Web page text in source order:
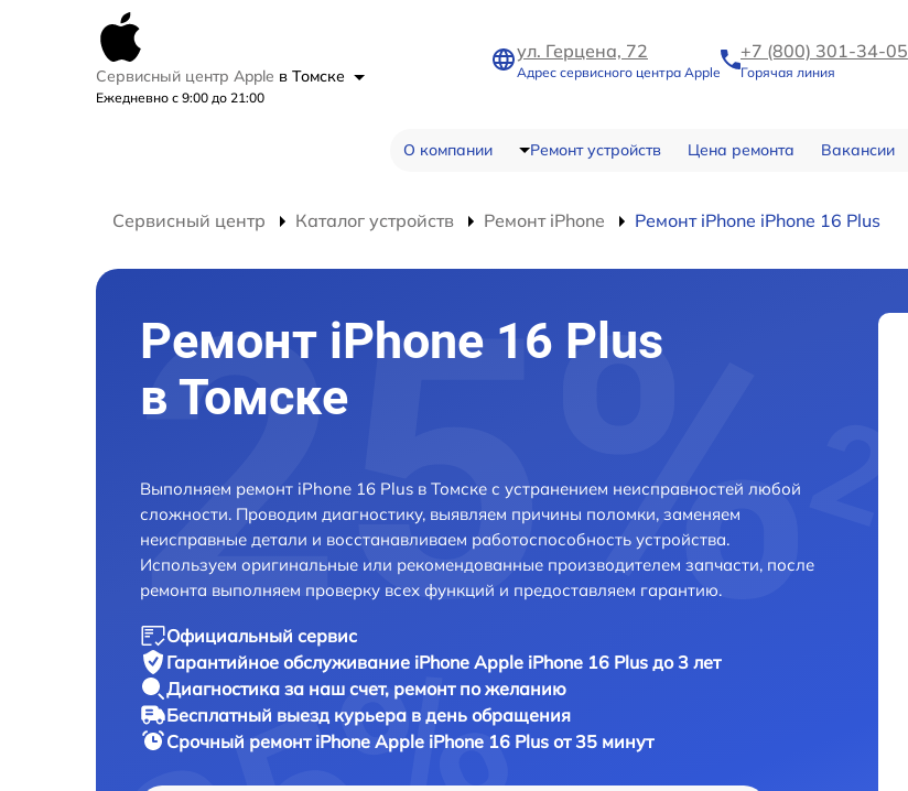
Сервисный центр Apple в Томске
Ежедневно с 9:00 до 21:00
ул. Герцена, 72
Адрес сервисного центра Apple
+7 (800) 301-34-05
Горячая линия
О компании Ремонт устройств Цена ремонта Вакансии
Сервисный центр Каталог устройств Ремонт iPhone Ремонт iPhone iPhone 16 Plus
Ремонт iPhone 16 Plus
в Томске
Выполняем ремонт iPhone 16 Plus в Томске с устранением неисправностей любой
сложности. Проводим диагностику, выявляем причины поломки, заменяем
неисправные детали и восстанавливаем работоспособность устройства.
Используем оригинальные или рекомендованные производителем запчасти, после
ремонта выполняем проверку всех функций и предоставляем гарантию.
Официальный сервис
Гарантийное обслуживание iPhone Apple iPhone 16 Plus до 3 лет
Диагностика за наш счет, ремонт по желанию
Бесплатный выезд курьера в день обращения
Срочный ремонт iPhone Apple iPhone 16 Plus от 35 минут